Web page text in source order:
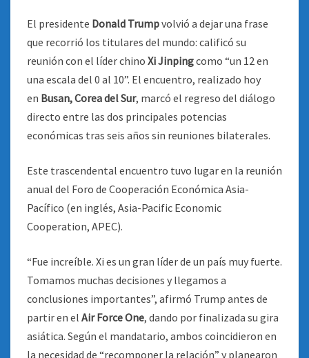
El presidente Donald Trumpvolvió a dejar una frase
que recorrió los titulares del mundo: calificó su
reunión con el líder chino Xi Jinpingcomo “un 12 en
una escala del 0 al 10”. El encuentro, realizado hoy
en Busan, Corea del Sur, marcó el regreso del diálogo
directo entre las dos principales potencias
económicas tras seis años sin reuniones bilaterales.
Este trascendental encuentro tuvo lugar en la reunión
anual del Foro de Cooperación Económica Asia-
Pacífico (en inglés, Asia-Pacific Economic
Cooperation, APEC).
“Fue increíble. Xi es un gran líder de un país muy fuerte.
Tomamos muchas decisiones y llegamos a
conclusiones importantes”, afirmó Trump antes de
partir en el Air Force One, dando por finalizada su gira
asiática. Según el mandatario, ambos coincidieron en
la necesidad de “recomponer la relación” y planearon